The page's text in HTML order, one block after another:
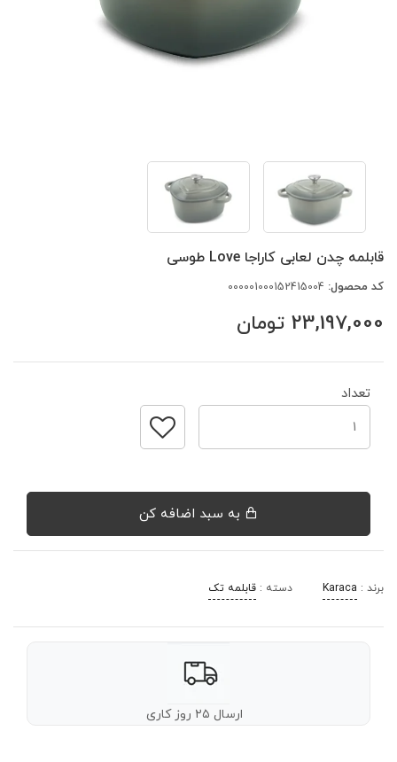
قابلمه چدن لعابی کاراجا Love طوسی
کد محصول:
23,197,000 تومان
تعداد
برند : Karaca دسته : قابلمه تک
ارسال ۲۵ روز کاری